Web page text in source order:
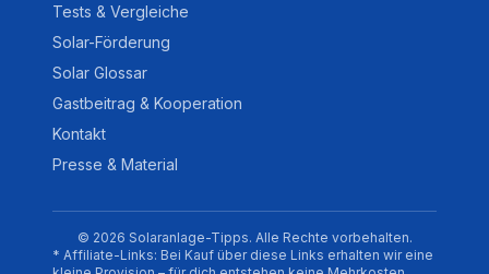
Tests & Vergleiche
Solar-Förderung
Solar Glossar
Gastbeitrag & Kooperation
Kontakt
Presse & Material
© 2026 Solaranlage-Tipps. Alle Rechte vorbehalten.
* Affiliate-Links: Bei Kauf über diese Links erhalten wir eine